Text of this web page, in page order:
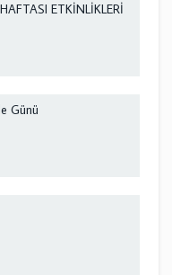
ETKİNLİKLERİ
Günü